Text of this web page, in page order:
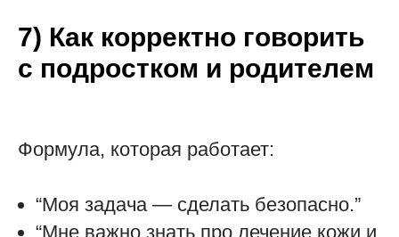
7) Как корректно говорить
с подростком и родителем
Формула, которая работает:
“Моя задача — сделать безопасно.”
“Мне важно знать про лечение кожи и